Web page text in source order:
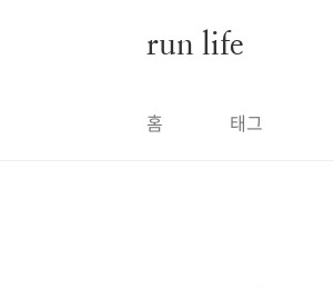
run life
홈 태그